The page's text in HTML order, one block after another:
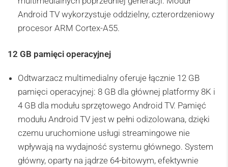
Android TV wykorzystuje oddzielny, czterordzeniowy
procesor ARM Cortex-A55.
12 GB pamięci operacyjnej
Odtwarzacz multimedialny oferuje łącznie 12 GB
pamięci operacyjnej: 8 GB dla głównej platformy 8K i
4 GB dla modułu sprzętowego Android TV. Pamięć
modułu Android TV jest w pełni odizolowana, dzięki
czemu uruchomione usługi streamingowe nie
wpływają na wydajność systemu głównego. System
główny, oparty na jądrze 64-bitowym, efektywnie